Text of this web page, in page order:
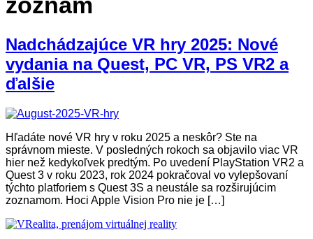
Nadchádzajúce VR hry 2025: Nové
vydania na Quest, PC VR, PS VR2 a
ďalšie
Hľadáte nové VR hry v roku 2025 a neskôr? Ste na
správnom mieste. V posledných rokoch sa objavilo viac VR
hier než kedykoľvek predtým. Po uvedení PlayStation VR2 a
Quest 3 v roku 2023, rok 2024 pokračoval vo vylepšovaní
týchto platforiem s Quest 3S a neustále sa rozširujúcim
zoznamom. Hoci Apple Vision Pro nie je […]